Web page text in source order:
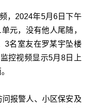
，2024年5月6日下午
元，没有他人尾随，
3名室友在罗某宇坠楼
控视频显示5月8日上
问报警人、小区保安及